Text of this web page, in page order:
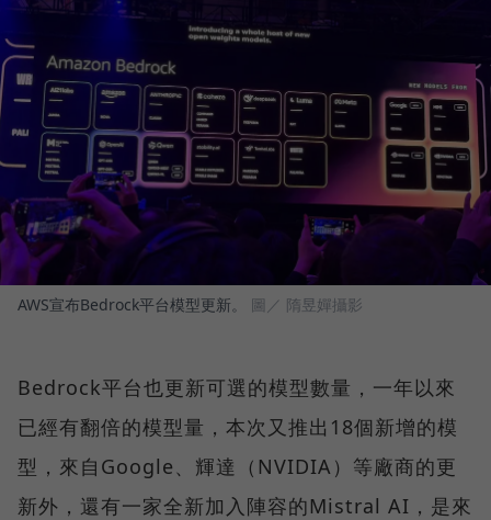
AWS宣布Bedrock平台模型更新。 圖／ 隋昱嬋攝影
Bedrock平台也更新可選的模型數量，一年以來
已經有翻倍的模型量，本次又推出18個新增的模
型，來自Google、輝達（NVIDIA）等廠商的更
新外，還有一家全新加入陣容的Mistral AI，是來